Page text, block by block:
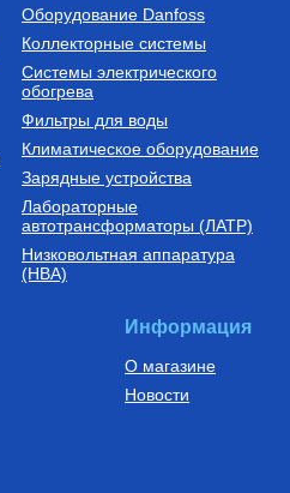
Оборудование Danfoss
Коллекторные системы
Системы электрического
обогрева
Фильтры для воды
Климатическое оборудование
Зарядные устройства
Лабораторные
автотрансформаторы (ЛАТР)
Низковольтная аппаратура
(НВА)
Информация
О магазине
Новости